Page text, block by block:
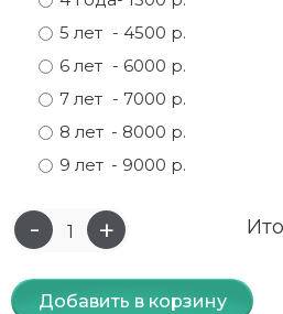
Самшит
Спирея
Шиповник
Шиповник
Малиновое дерево
Облепиха высокорослая
Орех (Фундук)
Персики
Кизил
Малина
Облепиха
Оптом
Мускусные
Парковые
Плетистые
Почвопокровные
5 лет - 4500 р.
6 лет - 6000 р.
7 лет - 7000 р.
8 лет - 8000 р.
9 лет - 9000 р.
Добавить в корзину